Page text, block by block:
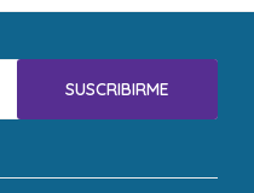
SUSCRIBIRME